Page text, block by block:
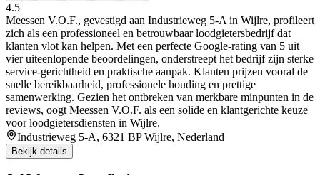
4.5
Meessen V.O.F., gevestigd aan Industrieweg 5‑A in Wijlre, profileert
zich als een professioneel en betrouwbaar loodgietersbedrijf dat
klanten vlot kan helpen. Met een perfecte Google‑rating van 5 uit
vier uiteenlopende beoordelingen, onderstreept het bedrijf zijn sterke
service‑gerichtheid en praktische aanpak. Klanten prijzen vooral de
snelle bereikbaarheid, professionele houding en prettige
samenwerking. Gezien het ontbreken van merkbare minpunten in de
reviews, oogt Meessen V.O.F. als een solide en klantgerichte keuze
voor loodgietersdiensten in Wijlre.
Industrieweg 5-A, 6321 BP Wijlre, Nederland
Bekijk details